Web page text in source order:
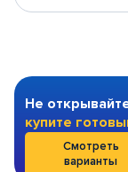
Не
купите
Смотреть
варианты